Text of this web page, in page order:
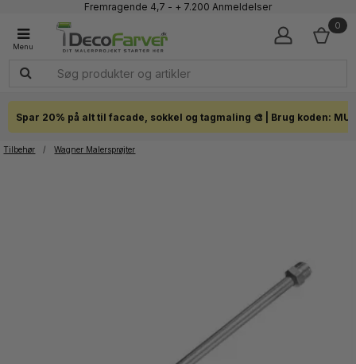
Fremragende 4,7 - + 7.200 Anmeldelser
1-3 dages levering
Click & Collect i hele landet
0
Spar 20% på alt til facade, sokkel og tagmaling 🎨 | Brug koden:
Tilbehør / Wagner Malersprøjter